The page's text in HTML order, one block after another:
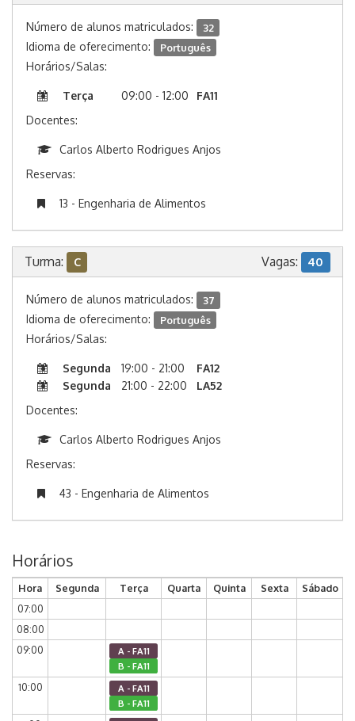
Número de alunos matriculados: 32
Idioma de oferecimento: Português
Horários/Salas:
Terça 09:00 - 12:00
FA11
Docentes:
Carlos Alberto Rodrigues Anjos
Reservas:
13 - Engenharia de Alimentos
Turma: C Vagas: 40
Número de alunos matriculados: 37
Idioma de oferecimento: Português
Horários/Salas:
Segunda 19:00 - 21:00
FA12
Segunda
21:00 - 22:00
LA52
Docentes:
Carlos Alberto Rodrigues Anjos
Reservas:
43 - Engenharia de Alimentos
Horários
Hora Segunda Terça Quarta Quinta Sexta
Sábado
07:00
08:00
09:00
A - FA11
B - FA11
10:00
A - FA11
B - FA11